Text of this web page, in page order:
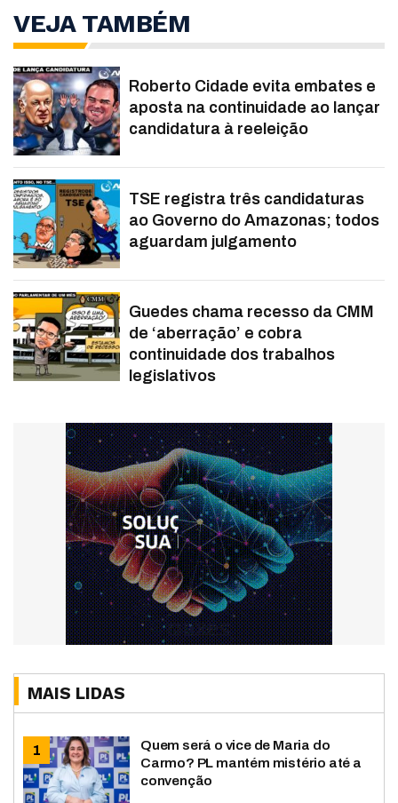
VEJA TAMBÉM
Roberto Cidade evita embates e
aposta na continuidade ao lançar
candidatura à reeleição
TSE registra três candidaturas
ao Governo do Amazonas; todos
aguardam julgamento
Guedes chama recesso da CMM
de ‘aberração’ e cobra
continuidade dos trabalhos
legislativos
MAIS LIDAS
Quem será o vice de Maria do
Carmo? PL mantém mistério até a
convenção